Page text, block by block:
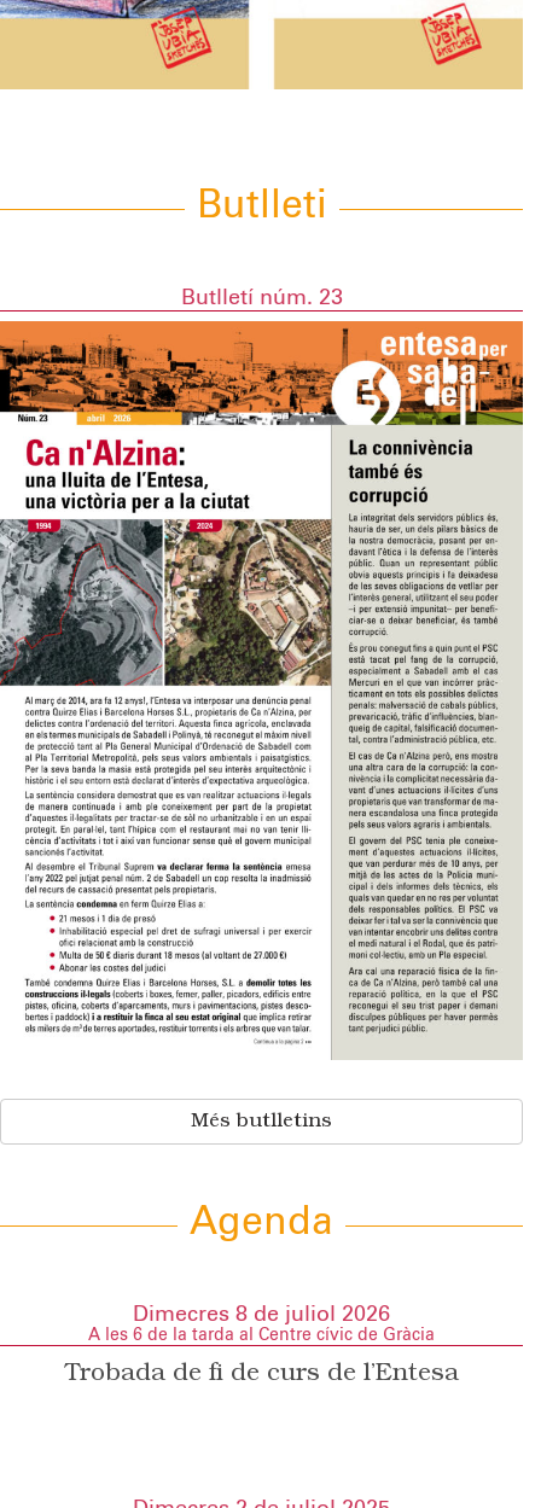
Butlleti
Butlletí núm. 23
Més butlletins
Agenda
Dimecres 8 de juliol 2026
A les 6 de la tarda al Centre cívic de Gràcia
Trobada de fi de curs de l’Entesa